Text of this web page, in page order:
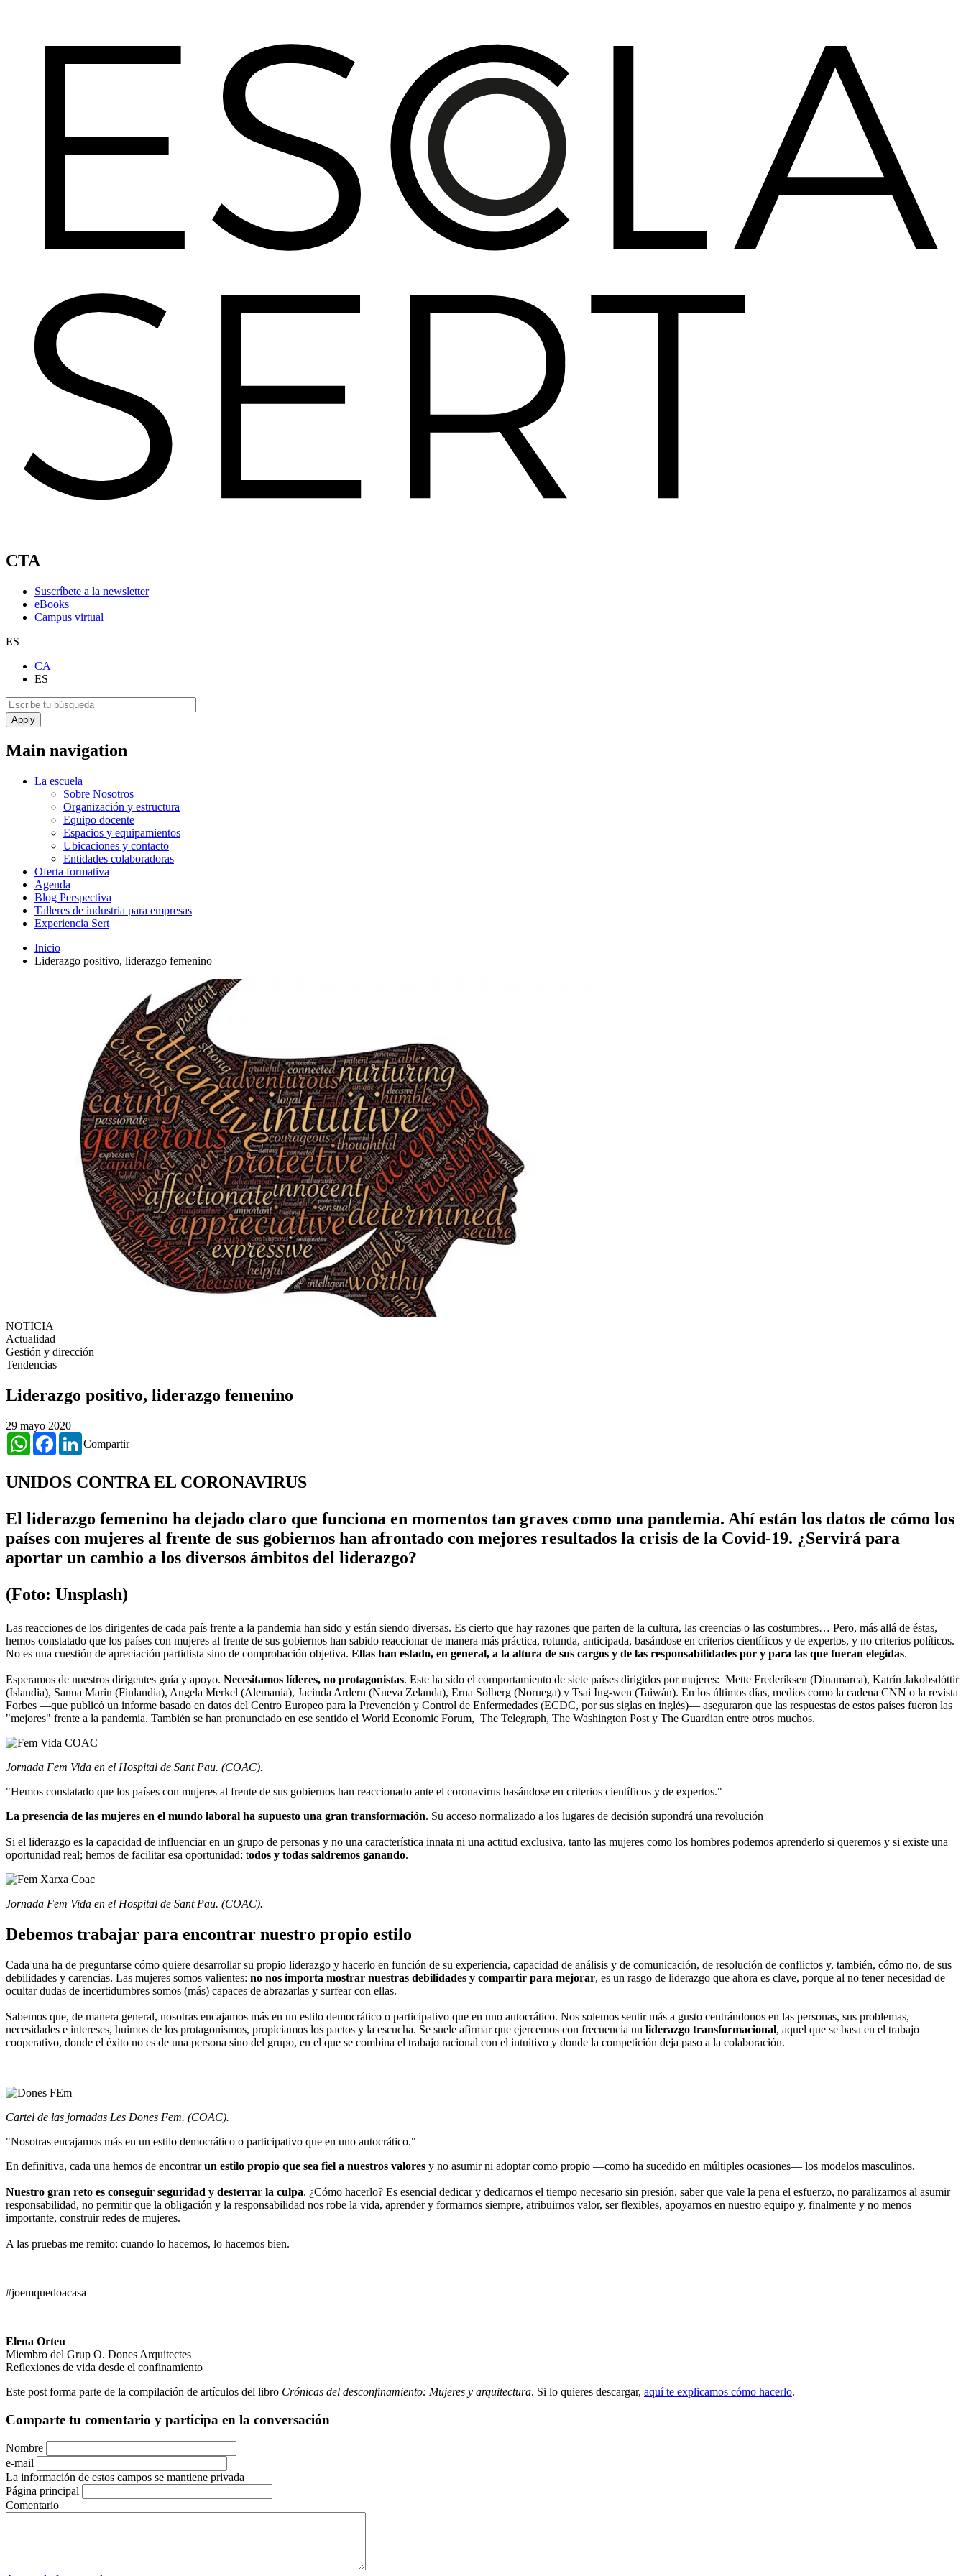
CTA
Suscríbete a la newsletter
eBooks
Campus virtual
ES
CA
ES
Main navigation
La escuela
Sobre Nosotros
Organización y estructura
Equipo docente
Espacios y equipamientos
Ubicaciones y contacto
Entidades colaboradoras
Oferta formativa
Agenda
Blog Perspectiva
Talleres de industria para empresas
Experiencia Sert
Inicio
Liderazgo positivo, liderazgo femenino
NOTICIA |
Actualidad
Gestión y dirección
Tendencias
Liderazgo positivo, liderazgo femenino
29 mayo 2020
Compartir
WhatsAppFacebookLinkedIn
UNIDOS CONTRA EL CORONAVIRUS
El liderazgo femenino ha dejado claro que funciona en momentos tan graves como una pandemia. Ahí están los datos de cómo los
países con mujeres al frente de sus gobiernos han afrontado con mejores resultados la crisis de la Covid-19. ¿Servirá para
aportar un cambio a los diversos ámbitos del liderazgo?
(Foto: Unsplash)
Las reacciones de los dirigentes de cada país frente a la pandemia han sido y están siendo diversas. Es cierto que hay razones que parten de la cultura, las creencias o las costumbres… Pero, más allá de éstas,
hemos constatado que los países con mujeres al frente de sus gobiernos han sabido reaccionar de manera más práctica, rotunda, anticipada, basándose en criterios científicos y de expertos, y no criterios políticos.
No es una cuestión de apreciación partidista sino de comprobación objetiva. Ellas han estado, en general, a la altura de sus cargos y de las responsabilidades por y para las que fueran elegidas.
Esperamos de nuestros dirigentes guía y apoyo. Necesitamos líderes, no protagonistas. Este ha sido el comportamiento de siete países dirigidos por mujeres: Mette Frederiksen (Dinamarca), Katrín Jakobsdóttir
(Islandia), Sanna Marin (Finlandia), Angela Merkel (Alemania), Jacinda Ardern (Nueva Zelanda), Erna Solberg (Noruega) y Tsai Ing-wen (Taiwán). En los últimos días, medios como la cadena CNN o la revista
Forbes —que publicó un informe basado en datos del Centro Europeo para la Prevención y Control de Enfermedades (ECDC, por sus siglas en inglés)— aseguraron que las respuestas de estos países fueron las
"mejores" frente a la pandemia. También se han pronunciado en ese sentido el World Economic Forum, The Telegraph, The Washington Post y The Guardian entre otros muchos.
Jornada Fem Vida en el Hospital de Sant Pau. (COAC).
"Hemos constatado que los países con mujeres al frente de sus gobiernos han reaccionado ante el coronavirus basándose en criterios científicos y de expertos."
La presencia de las mujeres en el mundo laboral ha supuesto una gran transformación. Su acceso normalizado a los lugares de decisión supondrá una revolución
Si el liderazgo es la capacidad de influenciar en un grupo de personas y no una característica innata ni una actitud exclusiva, tanto las mujeres como los hombres podemos aprenderlo si queremos y si existe una
oportunidad real; hemos de facilitar esa oportunidad: todos y todas saldremos ganando.
Jornada Fem Vida en el Hospital de Sant Pau. (COAC).
Debemos trabajar para encontrar nuestro propio estilo
Cada una ha de preguntarse cómo quiere desarrollar su propio liderazgo y hacerlo en función de su experiencia, capacidad de análisis y de comunicación, de resolución de conflictos y, también, cómo no, de sus
debilidades y carencias. Las mujeres somos valientes: no nos importa mostrar nuestras debilidades y compartir para mejorar, es un rasgo de liderazgo que ahora es clave, porque al no tener necesidad de
ocultar dudas de incertidumbres somos (más) capaces de abrazarlas y surfear con ellas.
Sabemos que, de manera general, nosotras encajamos más en un estilo democrático o participativo que en uno autocrático. Nos solemos sentir más a gusto centrándonos en las personas, sus problemas,
necesidades e intereses, huimos de los protagonismos, propiciamos los pactos y la escucha. Se suele afirmar que ejercemos con frecuencia un liderazgo transformacional, aquel que se basa en el trabajo
cooperativo, donde el éxito no es de una persona sino del grupo, en el que se combina el trabajo racional con el intuitivo y donde la competición deja paso a la colaboración.
Cartel de las jornadas Les Dones Fem. (COAC).
"Nosotras encajamos más en un estilo democrático o participativo que en uno autocrático."
En definitiva, cada una hemos de encontrarun estilo propio que sea fiel a nuestros valores y no asumir ni adoptar como propio —como ha sucedido en múltiples ocasiones— los modelos masculinos.
Nuestro gran reto es conseguir seguridad y desterrar la culpa. ¿Cómo hacerlo? Es esencial dedicar y dedicarnos el tiempo necesario sin presión, saber que vale la pena el esfuerzo, no paralizarnos al asumir
responsabilidad, no permitir que la obligación y la responsabilidad nos robe la vida, aprender y formarnos siempre, atribuirnos valor, ser flexibles, apoyarnos en nuestro equipo y, finalmente y no menos
importante, construir redes de mujeres.
A las pruebas me remito: cuando lo hacemos, lo hacemos bien.
#joemquedoacasa
Elena Orteu
Miembro del Grup O. Dones Arquitectes
Reflexiones de vida desde el confinamiento
Este post forma parte de la compilación de artículos del libro Crónicas del desconfinamiento: Mujeres y arquitectura. Si lo quieres descargar, aquí te explicamos cómo hacerlo.
Comparte tu comentario y participa en la conversación
Nombre
e-mail
La información de estos campos se mantiene privada
Página principal
Comentario